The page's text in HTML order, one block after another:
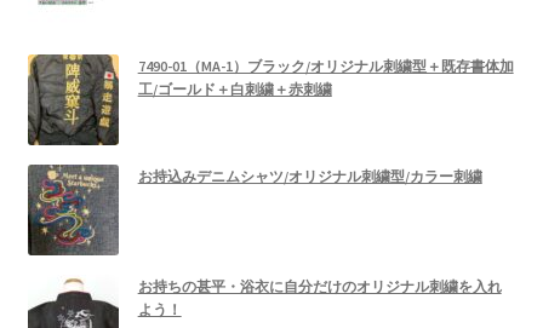
7490-01（MA-1）ブラック/オリジナル刺繍型＋既存書体加
工/ゴールド＋白刺繍＋赤刺繍
お持込みデニムシャツ/オリジナル刺繍型/カラー刺繍
お持ちの甚平・浴衣に自分だけのオリジナル刺繍を入れ
よう！